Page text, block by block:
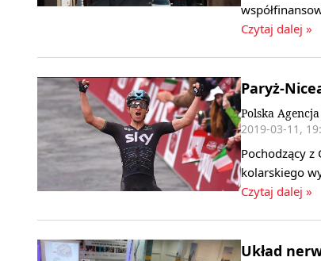
Czytaj dalej »
Paryż-
Polska
2019-03-11,
Pochodzący z
kolarskiego
Czytaj dalej »
Układ